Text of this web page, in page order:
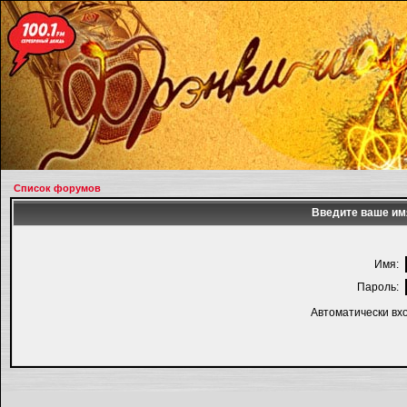
Список форумов
Введите ваше
Имя:
Пароль:
Автоматически